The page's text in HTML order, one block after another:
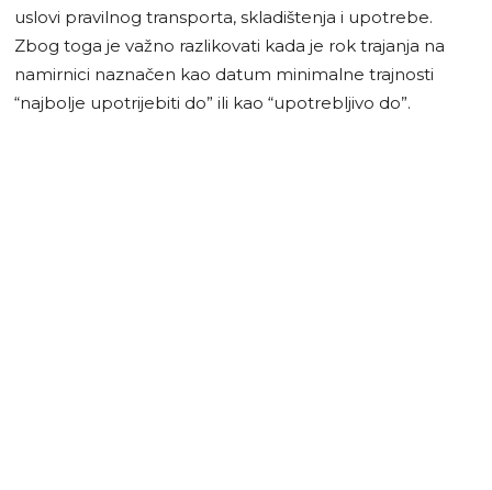
uslovi pravilnog transporta, skladištenja i upotrebe.
Zbog toga je važno razlikovati kada je rok trajanja na
namirnici naznačen kao datum minimalne trajnosti
“najbolje upotrijebiti do” ili kao “upotrebljivo do”.